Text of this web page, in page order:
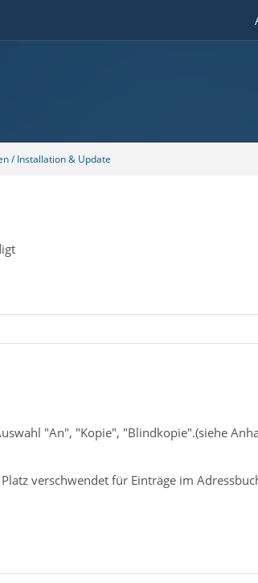
/ Installation & Update
"An", "Kopie", "Blindkopie".(siehe
verschwendet für Einträge im